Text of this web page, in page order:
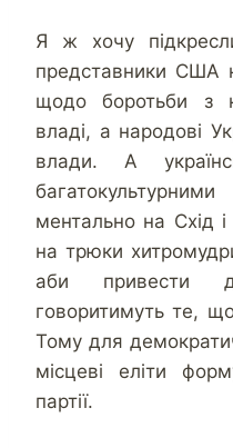
Я ж хочу
представники США
щодо боротьби з
владі, а народові
влади. А
ментально на Схід
на трюки
аби привести
говоритимуть те,
Тому для
місцеві еліти
партії.